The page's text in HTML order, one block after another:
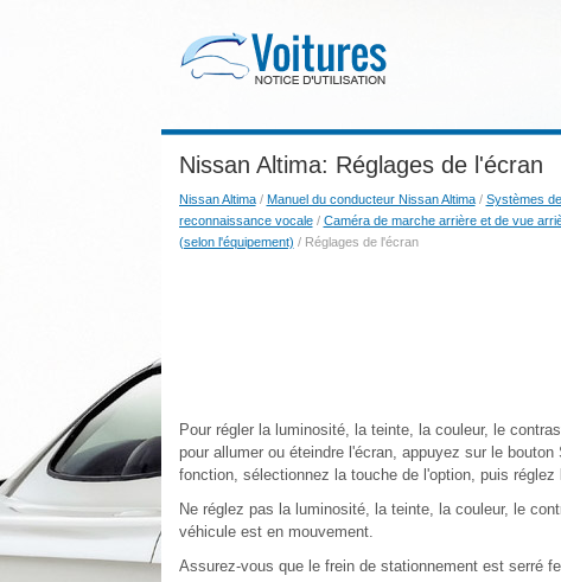
Nissan Altima: Réglages de l'écran
Nissan Altima/ Manuel du conducteur Nissan Altima/ Systèmes
reconnaissance vocale/ Caméra de marche arrière et de vue
(selon l'équipement) / Réglages de l'écran
Pour régler la luminosité, la teinte, la couleur, le
pour allumer ou éteindre l'écran, appuyez sur le
fonction, sélectionnez la touche de l'option, puis
Ne réglez pas la luminosité, la teinte, la couleur, le
véhicule est en mouvement.
Assurez-vous que le frein de stationnement est serré